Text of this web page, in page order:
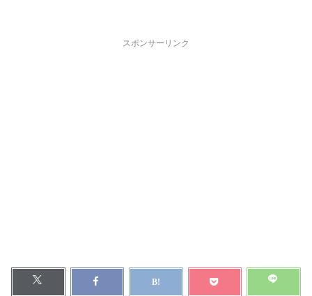
スポンサーリンク